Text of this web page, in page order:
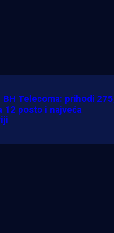
Telecoma: prihodi
12 posto i najveća